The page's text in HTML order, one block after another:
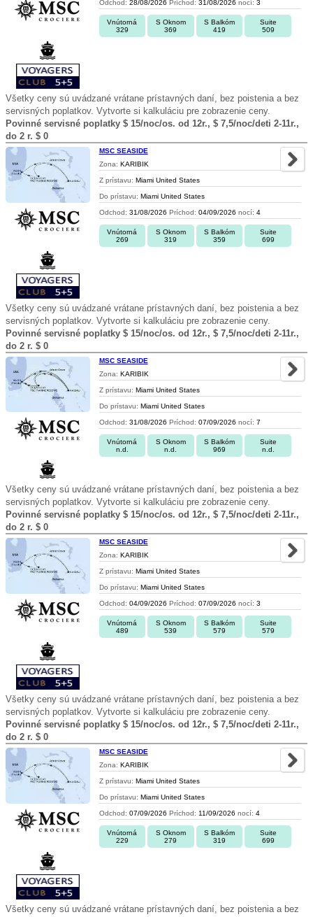
Odchod: 28/08/2026 Príchod: 31/08/2026 nocí: 3
Vnútorná
329
S Oknom
369
S Balkóm
419
Suite
509
Všetky ceny sú uvádzané vrátane prístavných daní, bez poistenia a bez
servisných poplatkov. Vytvorte si kalkuláciu pre zobrazenie ceny.
Povinné servisné poplatky $ 15/noc/os. od 12r., $ 7,5/noc/deti 2-11r.,
do 2 r. $ 0
MSC SEASIDE
Zona: KARIBIK
Z prístavu: Miami United States
Do prístavu: Miami United States
Odchod: 31/08/2026 Príchod: 04/09/2026 nocí: 4
Vnútorná
269
S Oknom
319
S Balkóm
359
Suite
699
Všetky ceny sú uvádzané vrátane prístavných daní, bez poistenia a bez
servisných poplatkov. Vytvorte si kalkuláciu pre zobrazenie ceny.
Povinné servisné poplatky $ 15/noc/os. od 12r., $ 7,5/noc/deti 2-11r.,
do 2 r. $ 0
MSC SEASIDE
Zona: KARIBIK
Z prístavu: Miami United States
Do prístavu: Miami United States
Odchod: 31/08/2026 Príchod: 07/09/2026 nocí: 7
Vnútorná
n.d.
S Oknom
n.d.
S Balkóm
969
Suite
n.d.
Všetky ceny sú uvádzané vrátane prístavných daní, bez poistenia a bez
servisných poplatkov. Vytvorte si kalkuláciu pre zobrazenie ceny.
Povinné servisné poplatky $ 15/noc/os. od 12r., $ 7,5/noc/deti 2-11r.,
do 2 r. $ 0
MSC SEASIDE
Zona: KARIBIK
Z prístavu: Miami United States
Do prístavu: Miami United States
Odchod: 04/09/2026 Príchod: 07/09/2026 nocí: 3
Vnútorná
489
S Oknom
539
S Balkóm
579
Suite
579
Všetky ceny sú uvádzané vrátane prístavných daní, bez poistenia a bez
servisných poplatkov. Vytvorte si kalkuláciu pre zobrazenie ceny.
Povinné servisné poplatky $ 15/noc/os. od 12r., $ 7,5/noc/deti 2-11r.,
do 2 r. $ 0
MSC SEASIDE
Zona: KARIBIK
Z prístavu: Miami United States
Do prístavu: Miami United States
Odchod: 07/09/2026 Príchod: 11/09/2026 nocí: 4
Vnútorná
229
S Oknom
279
S Balkóm
319
Suite
699
Všetky ceny sú uvádzané vrátane prístavných daní, bez poistenia a bez